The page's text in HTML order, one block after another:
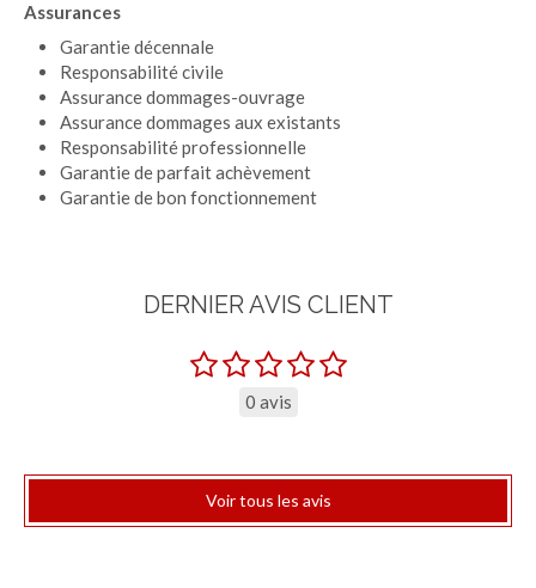
Assurances
Garantie décennale
Responsabilité civile
Assurance dommages-ouvrage
Assurance dommages aux existants
Responsabilité professionnelle
Garantie de parfait achèvement
Garantie de bon fonctionnement
DERNIER AVIS CLIENT
0 avis
Voir tous les avis